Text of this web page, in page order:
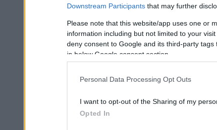
Downstream Participants that may further
Please note that this website/app uses one or
information including but not limited to your
deny consent to Google and its third-party
in below Google consent section.
Personal Data Processing Opt Outs
I want to opt-out of the Sharing of my
Opted In